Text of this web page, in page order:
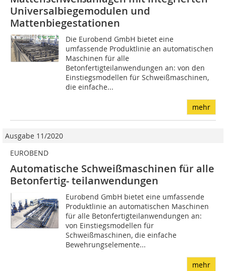
Universalbiegemodulen und
Mattenbiegestationen
Die Eurobend GmbH bietet eine
umfassende Produktlinie an automatischen
Maschinen für alle
Betonfertigteilanwendungen an: von den
Einstiegsmodellen für Schweißmaschinen,
die einfache...
mehr
Ausgabe 11/2020
EUROBEND
Automatische Schweißmaschinen für alle
Betonfertig- teilanwendungen
Eurobend GmbH bietet eine umfassende
Produktlinie an automatischen Maschinen
für alle Betonfertigteilanwendungen an:
von Einstiegsmodellen für
Schweißmaschinen, die einfache
Bewehrungselemente...
mehr